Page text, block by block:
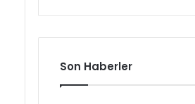
Son Haberler